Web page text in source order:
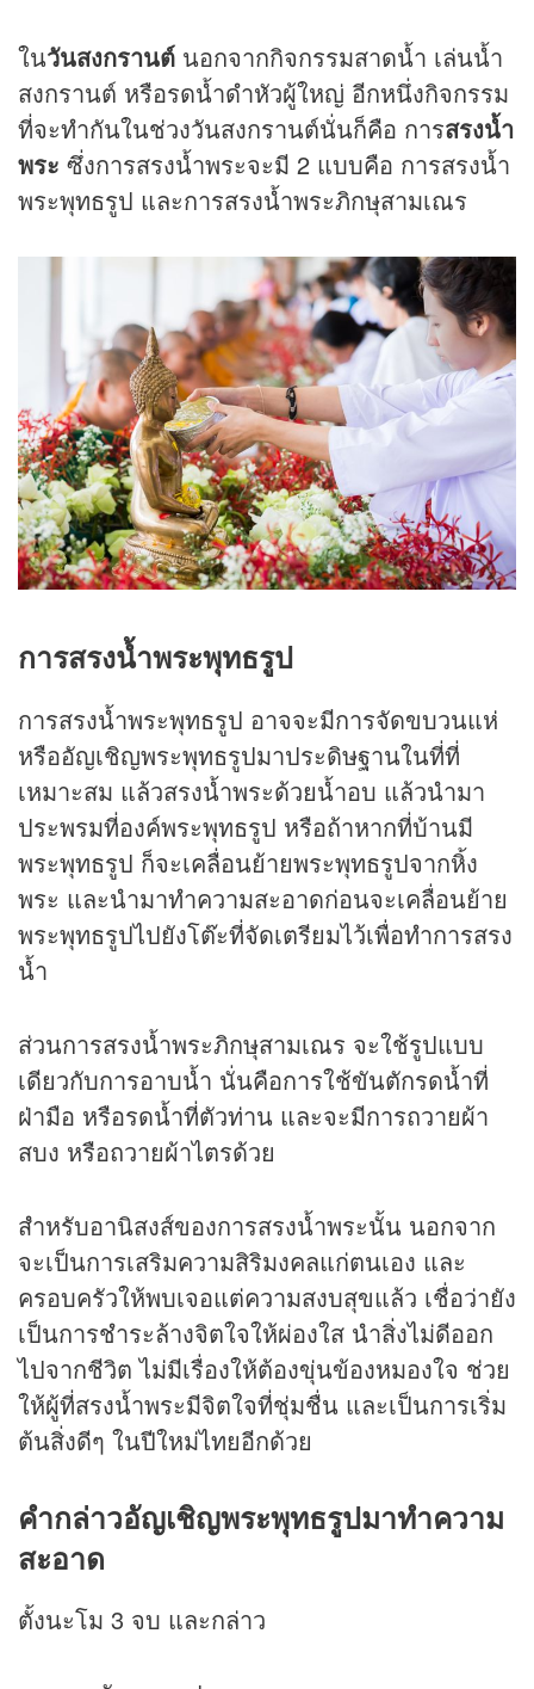
ในวันสงกรานต์ นอกจากกิจกรรมสาดน้ำ เล่นน้ำ
สงกรานต์ หรือรดน้ำดำหัวผู้ใหญ่ อีกหนึ่งกิจกรรม
ที่จะทำกันในช่วงวันสงกรานต์นั่นก็คือ การสรงน้ำ
พระ ซึ่งการสรงน้ำพระจะมี 2 แบบคือ การสรงน้ำ
พระพุทธรูป และการสรงน้ำพระภิกษุสามเณร
การสรงน้ำพระพุทธรูป
การสรงน้ำพระพุทธรูป อาจจะมีการจัดขบวนแห่
หรืออัญเชิญพระพุทธรูปมาประดิษฐานในที่ที่
เหมาะสม แล้วสรงน้ำพระด้วยน้ำอบ แล้วนำมา
ประพรมที่องค์พระพุทธรูป หรือถ้าหากที่บ้านมี
พระพุทธรูป ก็จะเคลื่อนย้ายพระพุทธรูปจากหิ้ง
พระ และนำมาทำความสะอาดก่อนจะเคลื่อนย้าย
พระพุทธรูปไปยังโต๊ะที่จัดเตรียมไว้เพื่อทำการสรง
น้ำ
ส่วนการสรงน้ำพระภิกษุสามเณร จะใช้รูปแบบ
เดียวกับการอาบน้ำ นั่นคือการใช้ขันตักรดน้ำที่
ฝ่ามือ หรือรดน้ำที่ตัวท่าน และจะมีการถวายผ้า
สบง หรือถวายผ้าไตรด้วย
สำหรับอานิสงส์ของการสรงน้ำพระนั้น นอกจาก
จะเป็นการเสริมความสิริมงคลแก่ตนเอง และ
ครอบครัวให้พบเจอแต่ความสงบสุขแล้ว เชื่อว่ายัง
เป็นการชำระล้างจิตใจให้ผ่องใส นำสิ่งไม่ดีออก
ไปจากชีวิต ไม่มีเรื่องให้ต้องขุ่นข้องหมองใจ ช่วย
ให้ผู้ที่สรงน้ำพระมีจิตใจที่ชุ่มชื่น และเป็นการเริ่ม
ต้นสิ่งดีๆ ในปีใหม่ไทยอีกด้วย
คำกล่าวอัญเชิญพระพุทธรูปมาทำความ
สะอาด
ตั้งนะโม 3 จบ และกล่าว